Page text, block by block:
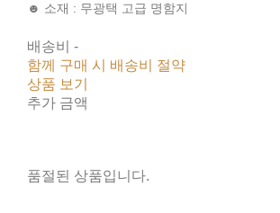
☻ 소재 : 무광택 고급 명함지
배송비 -
함께 구매 시 배송비 절약
상품 보기
추가 금액
품절된 상품입니다.